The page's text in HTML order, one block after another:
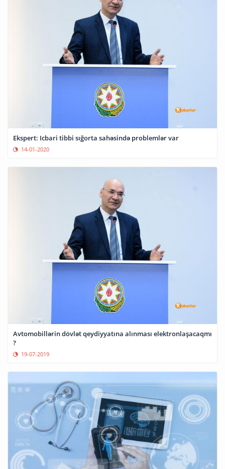
Ekspert: Icbari tibbi sığorta sahəsində problemlər var
14-01-2020
Avtomobillərin dövlət qeydiyyatına alınması elektronlaşacaqmı
?
19-07-2019